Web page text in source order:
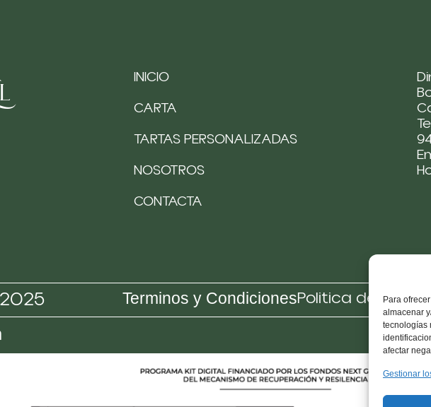
Para
almacenar
tecnologías
afectar
Gestionar
INICIO
CARTA
TARTAS PERSONALIZADAS
NOSOTROS
CONTACTA
Terminos y CondicionesPolitica de